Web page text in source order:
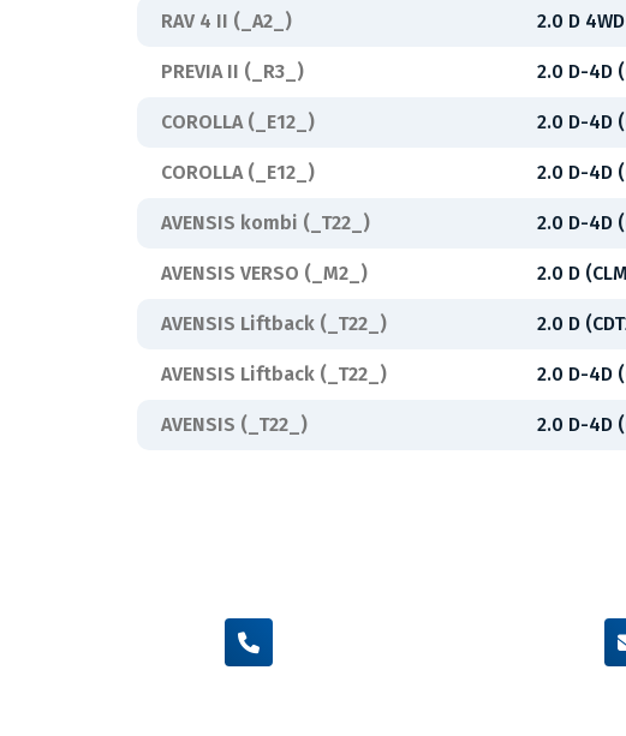
RAV 4 II (_A2_) 2.0 D
PREVIA II (_R3_) 2.0 D-4D
COROLLA (_E12_) 2.0 D-4D
COROLLA (_E12_) 2.0 D-4D
AVENSIS kombi (_T22_) 2.0 D-4D
AVENSIS VERSO (_M2_) 2.0 D
AVENSIS Liftback (_T22_) 2.0 D
AVENSIS Liftback (_T22_) 2.0 D-4D
AVENSIS (_T22_) 2.0 D-4D